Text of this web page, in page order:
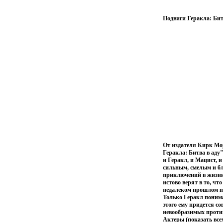
Подвиги Геракла:
От издателя Кирк
Геракла: Битва в
и Геракл, и Мацист,
сильным, смелым и
приключений в жизни
истово верят в то,
недалеком прошлом
Только Геракл
этого ему придется
невообразимых
Актеры (показать